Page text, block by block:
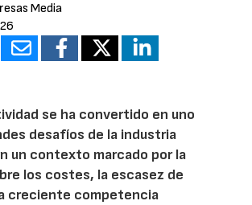
Media
se ha convertido en uno
desafíos de la industria
un contexto marcado por la
los costes, la escasez de
creciente competencia